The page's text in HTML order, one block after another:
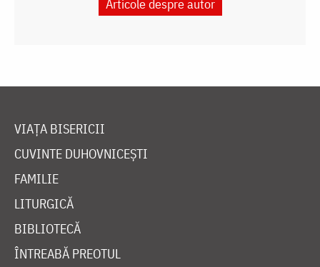
Articole despre autor
VIAȚA BISERICII
CUVINTE DUHOVNICEȘTI
FAMILIE
LITURGICĂ
BIBLIOTECĂ
ÎNTREABĂ PREOTUL